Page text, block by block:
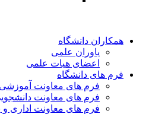
همکاران دانشگاه
یاوران علمی
اعضای هیات علمی
فرم های دانشگاه
فرم های معاونت
فرم های معاونت
فرم های معاونت اداری و